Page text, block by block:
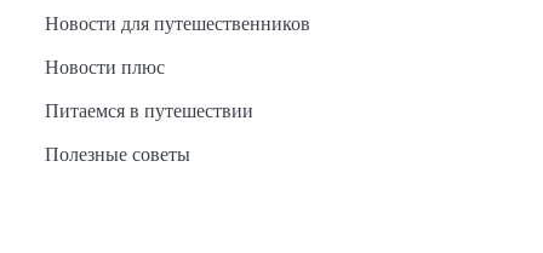
Новости для путешественников
Новости плюс
Питаемся в путешествии
Полезные советы